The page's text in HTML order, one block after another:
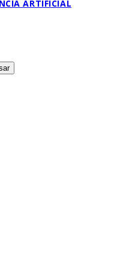
ARTIFICIAL